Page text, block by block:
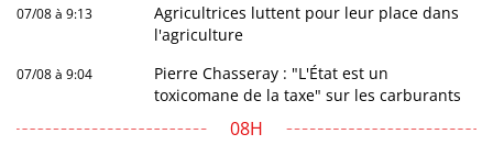
07/08 à 9:13
Agricultrices luttent pour leur place dans
l'agriculture
07/08 à 9:04
Pierre Chasseray : "L'État est un
toxicomane de la taxe" sur les carburants
08H